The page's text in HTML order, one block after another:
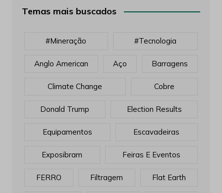
Temas mais buscados
#mineração #tecnologia
Anglo American Aço Barragens
Climate Change Cobre
Donald Trump Election Results
Equipamentos Escavadeiras
Exposibram Feiras E Eventos
FERRO Filtragem Flat Earth